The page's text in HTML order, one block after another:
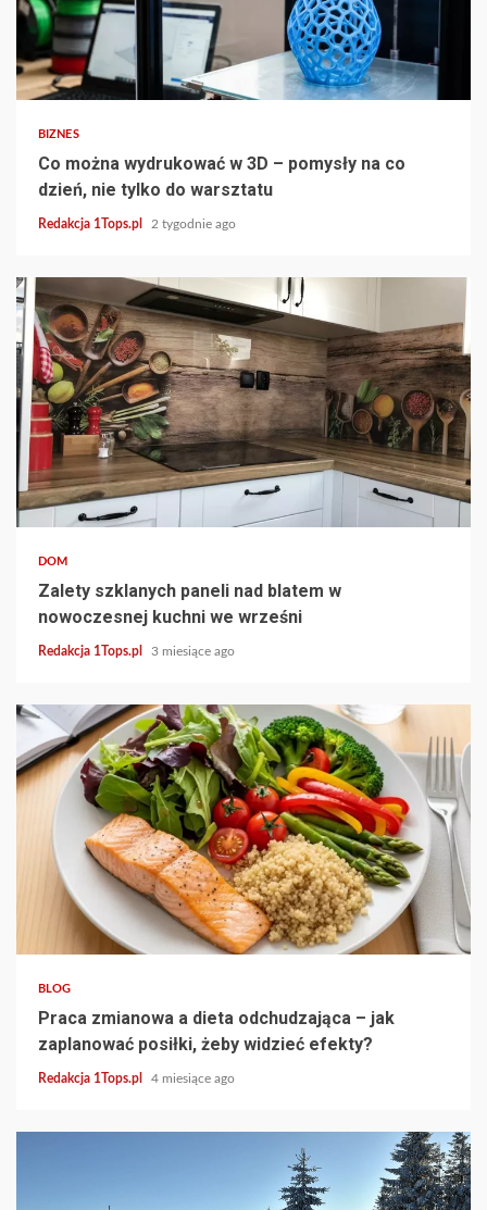
3 min read
BIZNES
Co można wydrukować w 3D – pomysły na co
dzień, nie tylko do warsztatu
Redakcja 1Tops.pl 2 tygodnie ago
4 min read
DOM
Zalety szklanych paneli nad blatem w
nowoczesnej kuchni we wrześni
Redakcja 1Tops.pl 3 miesiące ago
3 min read
BLOG
Praca zmianowa a dieta odchudzająca – jak
zaplanować posiłki, żeby widzieć efekty?
Redakcja 1Tops.pl 4 miesiące ago